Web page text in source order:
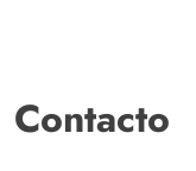
Contacto